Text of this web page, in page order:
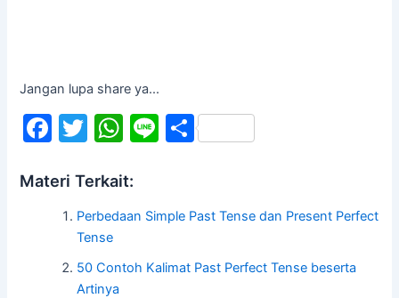
Jangan lupa share ya...
F
c
e
o
T
itt
er
W
at
s
p
Li S
e
Materi Terkait:
Perbedaan Simple Past Tense dan Present Perfect
Tense
50 Contoh Kalimat Past Perfect Tense beserta
Artinya